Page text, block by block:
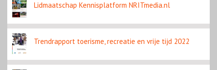
Lidmaatschap Kennisplatform NRITmedia.nl
Trendrapport toerisme, recreatie en vrije tijd 2022